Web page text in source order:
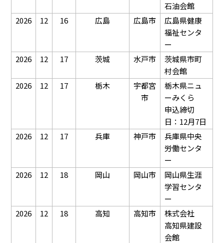
石油会館
2026
12 16 広島 広島市
広島県健康
福祉センタ
ー
2026
12 17 茨城 水戸市
茨城県市町
村会館
2026
12 17 栃木
宇都宮
市
栃木県ニュ
ーみくら
申込締切
日：12月7日
2026
12 17 兵庫 神戸市
兵庫県中央
労働センタ
ー
2026
12 18 岡山 岡山市
岡山県生涯
学習センタ
ー
2026
12 18 高知 高知市
株式会社
高知県建設
会館